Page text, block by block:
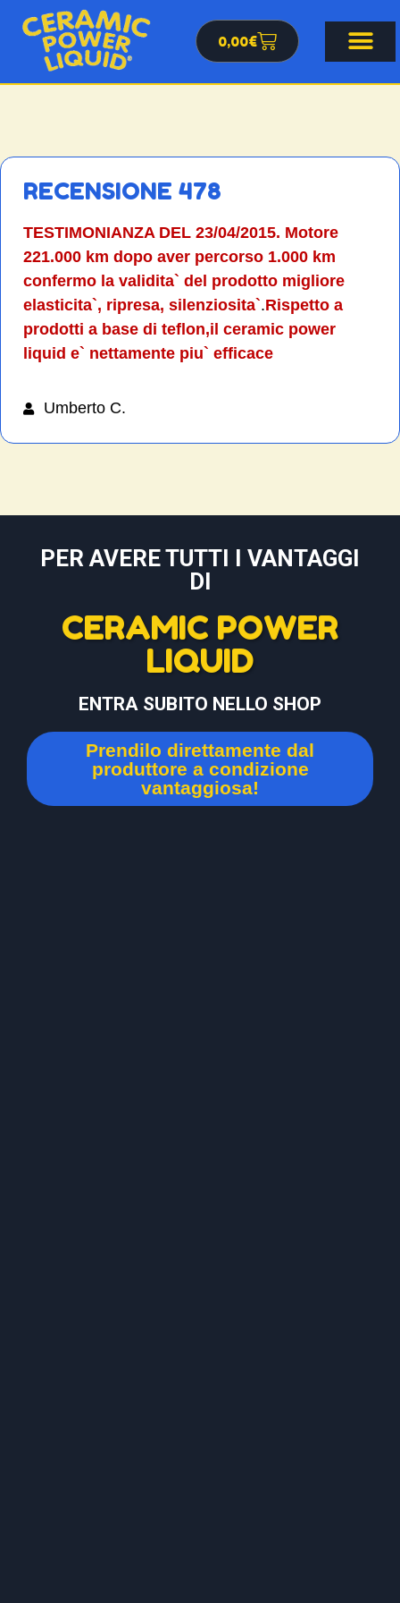
0,00€
RECENSIONE 478
TESTIMONIANZA DEL 23/04/2015. Motore
221.000 km dopo aver percorso 1.000 km
confermo la validita` del prodotto migliore
elasticita`, ripresa, silenziosita`.Rispetto a
prodotti a base di teflon,il ceramic power
liquid e` nettamente piu` efficace
Umberto C.
PER AVERE TUTTI I VANTAGGI
DI
CERAMIC POWER
LIQUID
ENTRA SUBITO NELLO SHOP
Prendilo direttamente dal
produttore a condizione
vantaggiosa!